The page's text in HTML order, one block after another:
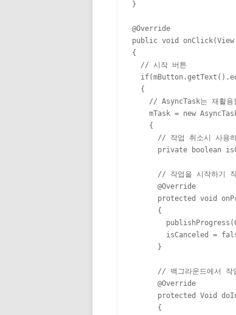
}
@Override
public void
{
  // 시작 버튼
  {
// AsyncTask는 재활용
mTask = new
    {
// 작업 취소시 사용
private boolean
// 작업을 시작하기
      @Override
protected void
      {
isCanceled =
      }
// 백그라운드에서 작
      @Override
protected Void
      {